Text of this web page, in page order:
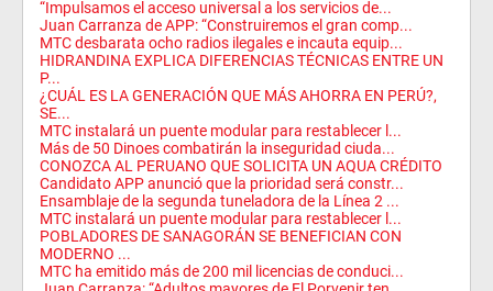
“Impulsamos el acceso universal a los servicios de...
Juan Carranza de APP: “Construiremos el gran comp...
MTC desbarata ocho radios ilegales e incauta equip...
HIDRANDINA EXPLICA DIFERENCIAS TÉCNICAS ENTRE UN
P...
¿CUÁL ES LA GENERACIÓN QUE MÁS AHORRA EN PERÚ?,
SE...
MTC instalará un puente modular para restablecer l...
Más de 50 Dinoes combatirán la inseguridad ciuda...
CONOZCA AL PERUANO QUE SOLICITA UN AQUA CRÉDITO
Candidato APP anunció que la prioridad será constr...
Ensamblaje de la segunda tuneladora de la Línea 2 ...
MTC instalará un puente modular para restablecer l...
POBLADORES DE SANAGORÁN SE BENEFICIAN CON
MODERNO ...
MTC ha emitido más de 200 mil licencias de conduci...